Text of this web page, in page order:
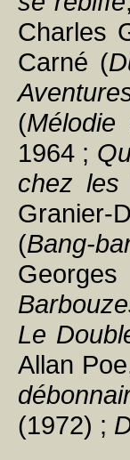
Charles
Carné (
(Mélodie
1964 ;
chez les
Granier-
(Bang-
Le
Allan
(1972) ;